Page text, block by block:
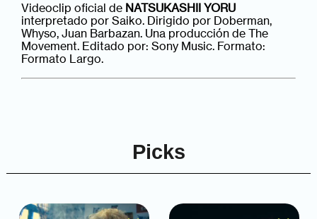
Videoclip oficial de NATSUKASHII YORU
interpretado por Saiko. Dirigido por Doberman,
Whyso, Juan Barbazan. Una producción de The
Movement. Editado por: Sony Music. Formato:
Formato Largo.
Picks